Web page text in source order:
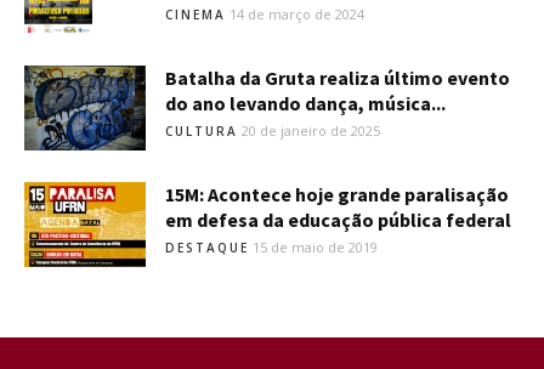
CINEMA 14 de março de 2024
Batalha da Gruta realiza último evento
do ano levando dança, música...
CULTURA 20 de janeiro de 2025
15M: Acontece hoje grande paralisação
em defesa da educação pública federal
DESTAQUE 15 de maio de 2019